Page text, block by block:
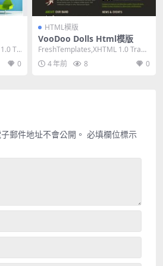
Tr
0
HTML模版
VooDoo Dolls Html模版
FreshTemplates,XHTML 1.0 Trans
itional,Fi...
4 年前 8 0
郵件地址不會公開。 必填欄位標示